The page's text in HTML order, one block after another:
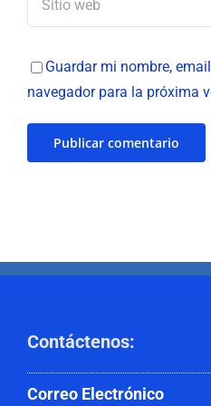
Guardar mi nombre,
navegador para la próxima
Contáctenos:
Correo Electrónico